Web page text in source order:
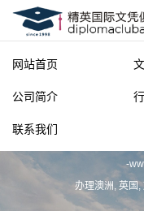
网站首页
公司简介
联系我们
-
办理澳洲, 英国,